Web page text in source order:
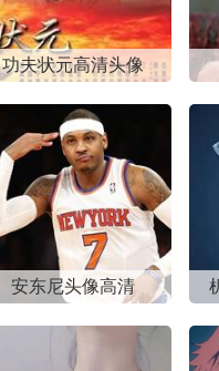
功夫状元高清头像
安东尼头像高清